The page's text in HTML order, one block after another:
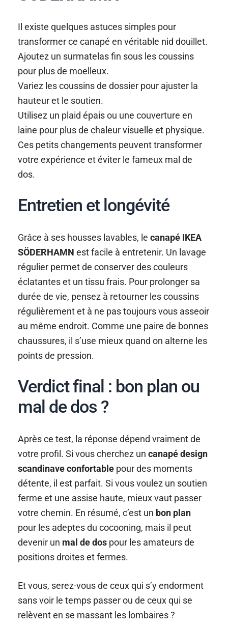
Il existe quelques astuces simples pour
transformer ce canapé en véritable nid douillet.
Ajoutez un surmatelas fin sous les coussins
pour plus de moelleux.
Variez les coussins de dossier pour ajuster la
hauteur et le soutien.
Utilisez un plaid épais ou une couverture en
laine pour plus de chaleur visuelle et physique.
Ces petits changements peuvent transformer
votre expérience et éviter le fameux mal de
dos.
Entretien et longévité
Grâce à ses housses lavables, lecanapé IKEA
SÖDERHAMN est facile à entretenir. Un lavage
régulier permet de conserver des couleurs
éclatantes et un tissu frais. Pour prolonger sa
durée de vie, pensez à retourner les coussins
régulièrement et à ne pas toujours vous asseoir
au même endroit. Comme une paire de bonnes
chaussures, il s’use mieux quand on alterne les
points de pression.
Verdict final : bon plan ou
mal de dos ?
Après ce test, la réponse dépend vraiment de
votre profil. Si vous cherchez uncanapé design
scandinave confortable pour des moments
détente, il est parfait. Si vous voulez un soutien
ferme et une assise haute, mieux vaut passer
votre chemin. En résumé, c’est un bon plan
pour les adeptes du cocooning, mais il peut
devenir un mal de dos pour les amateurs de
positions droites et fermes.
Et vous, serez-vous de ceux qui s’y endorment
sans voir le temps passer ou de ceux qui se
relèvent en se massant les lombaires ?